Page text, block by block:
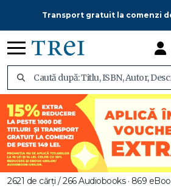
Transport gratuit la comenzi
2621 de cărți / 266 Audiobooks · 869